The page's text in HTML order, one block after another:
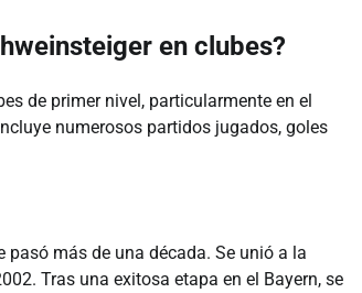
en clubes?
de primer nivel, particularmente en el
numerosos partidos jugados, goles
más de una década. Se unió a la
Tras una exitosa etapa en el Bayern, se